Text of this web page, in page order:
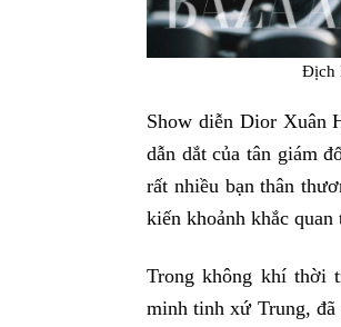
Địch
Show diễn Dior Xuân
dẫn dắt của tân giám
rất nhiều bạn thân
kiến khoảnh khắc
Trong không khí thời
minh tinh xứ Trung, đã